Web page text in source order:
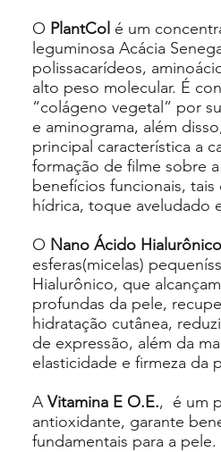
O PlantCol é um
leguminosa Acácia
polissacarídeos,
alto peso molecular. É
“colágeno vegetal” por
e aminograma, além
principal característica a
formação de filme sobre
benefícios funcionais,
hídrica, toque aveludado
O Nano Ácido Hialurônico
esferas(micelas)
Hialurônico, que
profundas da pele,
hidratação cutânea,
de expressão, além da
elasticidade e firmeza da
A Vitamina E O.E., é um
antioxidante, garante
fundamentais para a